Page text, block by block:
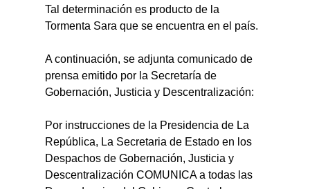
Tal determinación es producto de la
Tormenta Sara que se encuentra en el país.
A continuación, se adjunta comunicado de
prensa emitido por la Secretaría de
Gobernación, Justicia y Descentralización:
Por instrucciones de la Presidencia de La
República, La Secretaria de Estado en los
Despachos de Gobernación, Justicia y
Descentralización COMUNICA a todas las